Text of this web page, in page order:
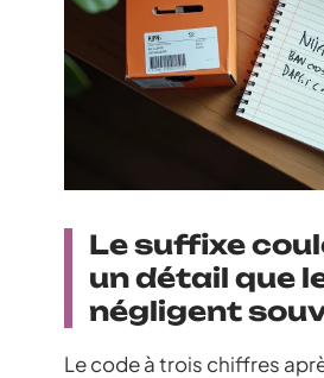
Le suffixe
un détail que
négligent
Le code à trois chiffres